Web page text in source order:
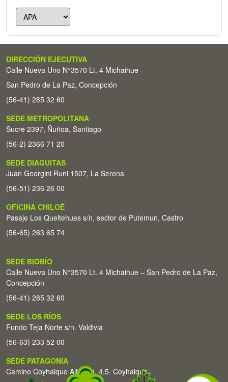
DIRECCIÓN EJECUTIVA
Calle Nueva Uno N°3570 Lt. 4 Michaihue -
San Pedro de La Paz, Concepción
(56-41) 285 32 60
SEDE METROPOLITANA
Sucre 2397, Ñuñoa, Santiago
(56-2) 2366 71 20
SEDE DIAGUITAS
Juan Georgini Runi 1507, La Serena
(56-51) 236 26 00
OFICINA CHILOÉ
Pasaje Los Queltehues s/n, sector de Putemun, Castro
(56-65) 263 65 74
SEDE BIOBÍO
Calle Nueva Uno N°3570 Lt. 4 Michaihue – San Pedro de La Paz,
Concepción
(56-41) 285 32 60
SEDE LOS RÍOS
Fundo Teja Norte s/n. Valdivia
(56-63) 233 52 00
SEDE PATAGONIA
Camino Coyhaique Alto Km. 4,5. Coyhaique